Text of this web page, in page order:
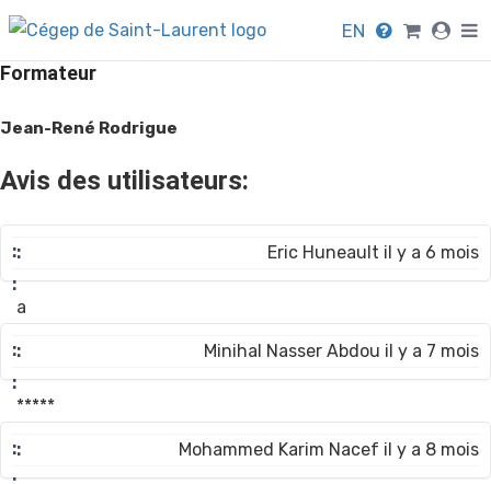
EN
Formateur
Jean-René Rodrigue
Avis des utilisateurs:
Eric Huneault il y a 6 mois
a
Minihal Nasser Abdou il y a 7 mois
*****
Mohammed Karim Nacef il y a 8 mois